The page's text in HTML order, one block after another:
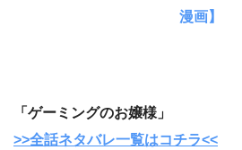
漫画】
「ゲーミングのお嬢様」
>>全話ネタバレ一覧はコチラ<<